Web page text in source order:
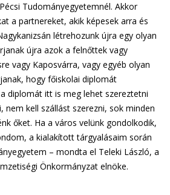
Tudományegyetemnél. Akkor
a partnereket, akik képesek arra és
létrehozunk újra egy olyan
újra azok a felnőttek vagy
vagy Kaposvárra, vagy egyéb olyan
hogy főiskolai diplomát
diplomát itt is meg lehet szereztetni
nem kell szállást szerezni, sok minden
őket. Ha a város velünk gondolkodik,
a kialakított tárgyalásaim során
– mondta el Teleki László, a
Önkormányzat elnöke.